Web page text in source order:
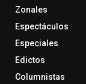
Zonales
Espectáculos
Especiales
Edictos
Columnistas